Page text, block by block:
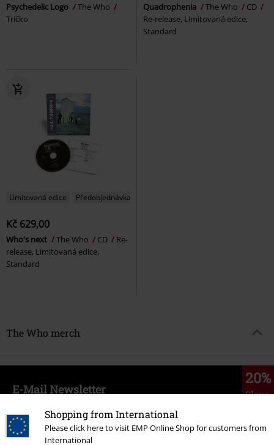
Shopping from International
Please click here to visit EMP Online Shop for customers from
International
Psychedelic Logo
The Who
Tričko
Quadrophenia The Who
CD
Re-release, Limitovaná edice,
Standard
Limitovaná edice Předobjednávka
Kč 629,00
Who's next The Who CD
Re-
release, Limitovaná edice,
Standard
The Who merch
20%
Sleva
E-Mail Newsletter
teď!Více